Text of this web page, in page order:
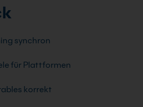
synchron
für Plattformen
korrekt